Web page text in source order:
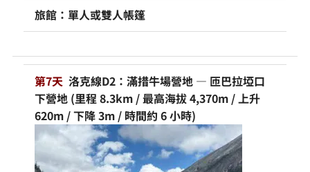
旅館：單人或雙人帳篷
第7天 洛克線D2：滿措牛場營地 — 匝巴拉埡口
下營地 (里程 8.3km / 最高海拔 4,370m / 上升
620m / 下降 3m / 時間約 6 小時)